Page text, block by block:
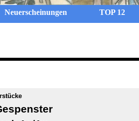
Neuerscheinungen TOP 12